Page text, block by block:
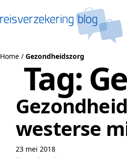
Home / Gezondheidszorg
Tag:
westerse
23 mei 2018